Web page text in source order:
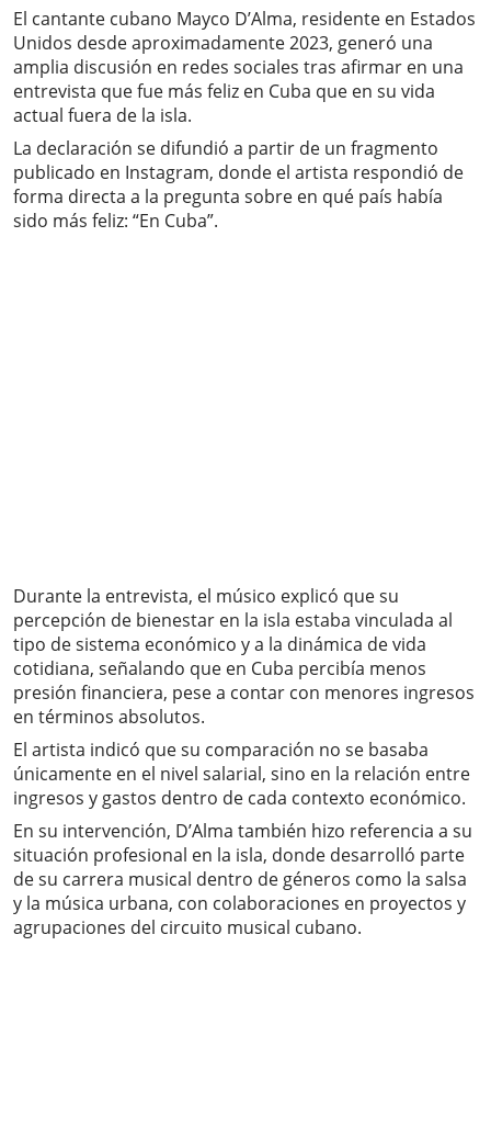
El cantante cubano Mayco D’Alma, residente en Estados
Unidos desde aproximadamente 2023, generó una
amplia discusión en redes sociales tras afirmar en una
entrevista que fue más feliz en Cuba que en su vida
actual fuera de la isla.
La declaración se difundió a partir de un fragmento
publicado en Instagram, donde el artista respondió de
forma directa a la pregunta sobre en qué país había
sido más feliz: “En Cuba”.
Durante la entrevista, el músico explicó que su
percepción de bienestar en la isla estaba vinculada al
tipo de sistema económico y a la dinámica de vida
cotidiana, señalando que en Cuba percibía menos
presión financiera, pese a contar con menores ingresos
en términos absolutos.
El artista indicó que su comparación no se basaba
únicamente en el nivel salarial, sino en la relación entre
ingresos y gastos dentro de cada contexto económico.
En su intervención, D’Alma también hizo referencia a su
situación profesional en la isla, donde desarrolló parte
de su carrera musical dentro de géneros como la salsa
y la música urbana, con colaboraciones en proyectos y
agrupaciones del circuito musical cubano.